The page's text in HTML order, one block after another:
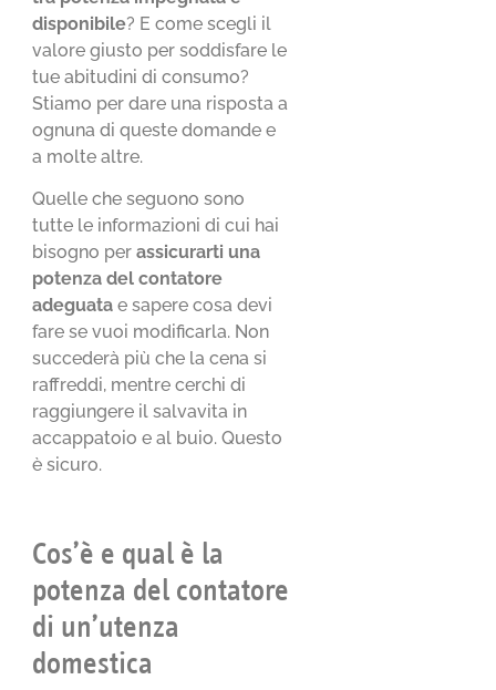
disponibile? E come scegli il
valore giusto per soddisfare le
tue abitudini di consumo?
Stiamo per dare una risposta a
ognuna di queste domande e
a molte altre.
Quelle che seguono sono
tutte le informazioni di cui hai
bisogno perassicurarti una
potenza del contatore
adeguata e sapere cosa devi
fare se vuoi modificarla. Non
succederà più che la cena si
raffreddi, mentre cerchi di
raggiungere il salvavita in
accappatoio e al buio. Questo
è sicuro.
Cos’è e qual è la
potenza del contatore
di un’utenza
domestica